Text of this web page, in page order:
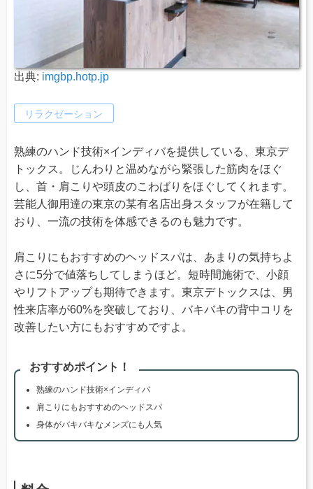
出典: imgbp.hotp.jp
リラクゼーション
熟練のハンド技術×インディバを提供している、東京デ
トックス。じんわりと温めながら緊張した筋肉をほぐ
し、首・肩こりや頭皮のこわばりをほぐしてくれます。
芸能人御用達の東京の某有名店出身スタッフが在籍して
おり、一流の技術を体感できるのも魅力です。
肩こりにもおすすめのヘッドスパは、あまりの気持ちよ
さに5分で値落ちしてしまうほど。短時間施術で、小顔
やリフトアップも期待できます。東京デトックスは、男
性来店率が60%を突破しており、バキバキの背中コリを
改善したい方にもおすすめですよ。
おすすめポイント！
熟練のハンド技術×インディバ
肩こりにもおすすめのヘッドスパ
身体がバキバキなメンズにも人気